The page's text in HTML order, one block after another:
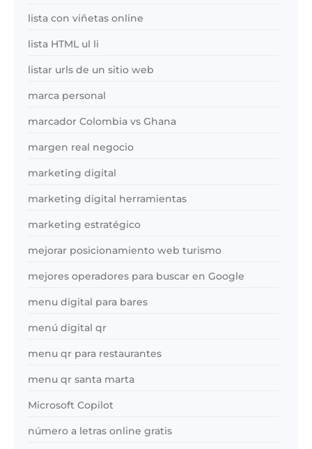
lista con viñetas online
lista HTML ul li
listar urls de un sitio web
marca personal
marcador Colombia vs Ghana
margen real negocio
marketing digital
marketing digital herramientas
marketing estratégico
mejorar posicionamiento web turismo
mejores operadores para buscar en Google
menu digital para bares
menú digital qr
menu qr para restaurantes
menu qr santa marta
Microsoft Copilot
número a letras online gratis